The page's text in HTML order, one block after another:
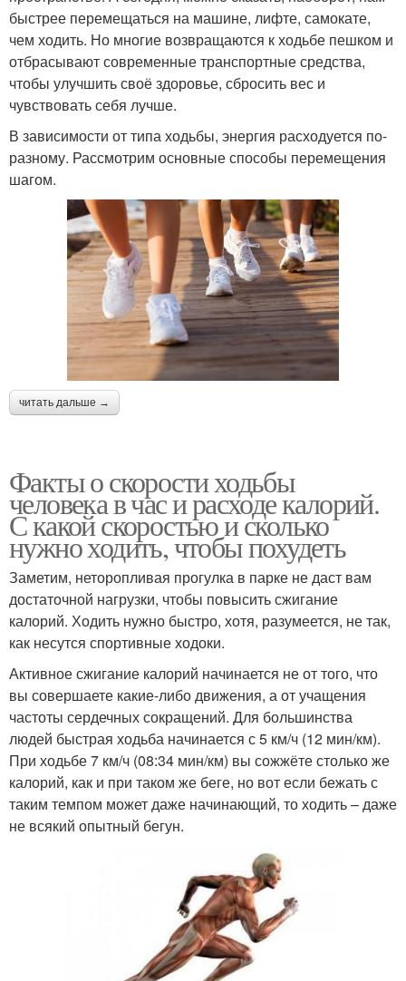
быстрее перемещаться на машине, лифте, самокате,
чем ходить. Но многие возвращаются к ходьбе пешком и
отбрасывают современные транспортные средства,
чтобы улучшить своё здоровье, сбросить вес и
чувствовать себя лучше.
В зависимости от типа ходьбы, энергия расходуется по-
разному. Рассмотрим основные способы перемещения
шагом.
читать дальше →
Факты о скорости ходьбы
человека в час и расходе калорий.
С какой скоростью и сколько
нужно ходить, чтобы похудеть
Заметим, неторопливая прогулка в парке не даст вам
достаточной нагрузки, чтобы повысить сжигание
калорий. Ходить нужно быстро, хотя, разумеется, не так,
как несутся спортивные ходоки.
Активное сжигание калорий начинается не от того, что
вы совершаете какие-либо движения, а от учащения
частоты сердечных сокращений. Для большинства
людей быстрая ходьба начинается с 5 км/ч (12 мин/км).
При ходьбе 7 км/ч (08:34 мин/км) вы сожжёте столько же
калорий, как и при таком же беге, но вот если бежать с
таким темпом может даже начинающий, то ходить – даже
не всякий опытный бегун.